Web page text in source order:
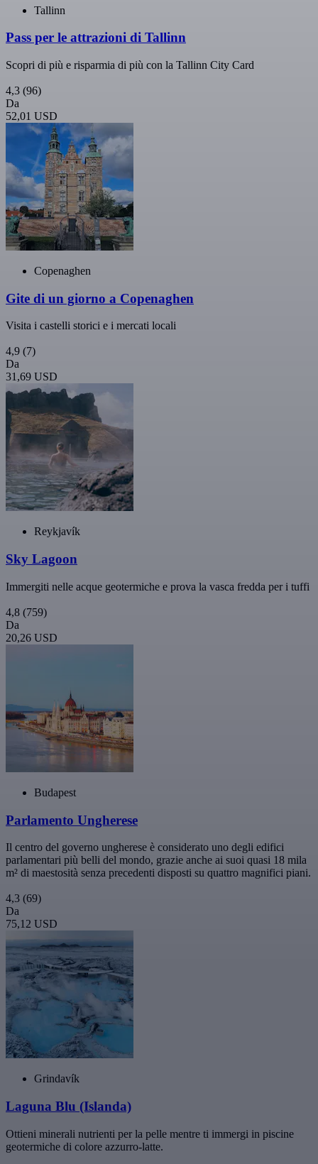
Tallinn
Pass per le attrazioni di Tallinn
Scopri di più e risparmia di più con la Tallinn City Card
4,3 (96)
Da
52,01 USD
Copenaghen
Gite di un giorno a Copenaghen
Visita i castelli storici e i mercati locali
4,9 (7)
Da
31,69 USD
Reykjavík
Sky Lagoon
Immergiti nelle acque geotermiche e prova la vasca fredda per i tuffi
4,8 (759)
Da
20,26 USD
Budapest
Parlamento Ungherese
Il centro del governo ungherese è considerato uno degli edifici
parlamentari più belli del mondo, grazie anche ai suoi quasi 18 mila
m² di maestosità senza precedenti disposti su quattro magnifici piani.
4,3 (69)
Da
75,12 USD
Grindavík
Laguna Blu (Islanda)
Ottieni minerali nutrienti per la pelle mentre ti immergi in piscine
geotermiche di colore azzurro-latte.